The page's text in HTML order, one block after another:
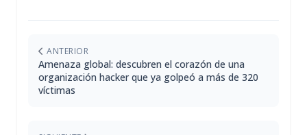
ANTERIOR
Amenaza global: descubren el corazón de una
organización hacker que ya golpeó a más de 320
víctimas